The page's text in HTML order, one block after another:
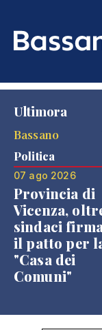
Ultimora
Bassano
Politica
07 ago 2026
Provincia di
Vicenza,
sindaci
il patto per
"Casa dei
Comuni"